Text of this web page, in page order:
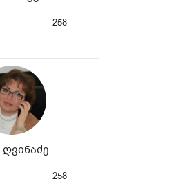
258
ღვინაძე
258